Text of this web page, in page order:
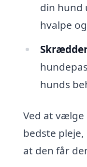
din hund
hvalpe
hunds
Ved at
bedste
at den får